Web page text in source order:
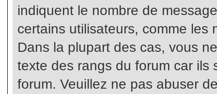
indiquent le nombre de
certains utilisateurs, comme les
Dans la plupart des cas, vous
texte des rangs du forum car ils
forum. Veuillez ne pas abuser